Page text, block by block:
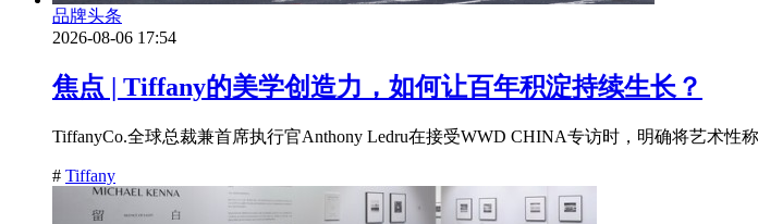
品牌头条
2026-08-06 17:54
焦点 | Tiffany的美学创造力，如何让百年积淀持续生长？
TiffanyCo.全球总裁兼首席执行官Anthony Ledru在接受WWD CHINA专访时，明确将艺术性
# Tiffany